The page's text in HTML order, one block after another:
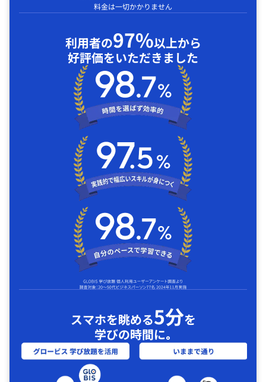
料金は一切かかりません
利用者の97%以上から
好評価をいただきました
スマホを眺める5分を
学びの時間に｡